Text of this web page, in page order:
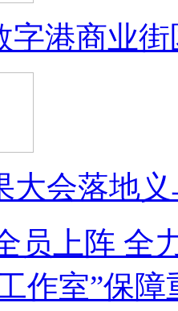
字港商业
大会落地
员上阵 全
作室”保